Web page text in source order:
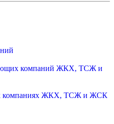
компаний ЖКХ, ТСЖ и
компаниях ЖКХ, ТСЖ и ЖСК